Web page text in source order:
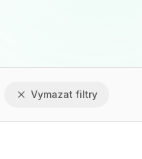
Vymazat filtry